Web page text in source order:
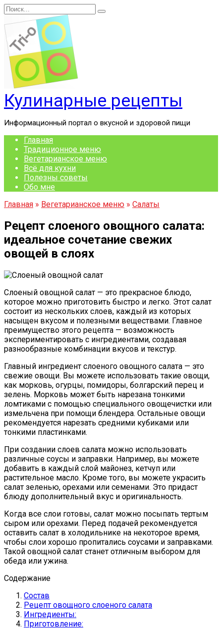
Перейти
к
содержанию
Search
for:
Кулинарные рецепты
Информационный портал о вкусной и здоровой пищи
Главная
Традиционное меню
Вегетарианское меню
Всё для кухни
Полезны советы
Обо мне
Главная » Вегетарианское меню » Салаты
Рецепт слоеного овощного салата:
идеальное сочетание свежих
овощей в слоях
Слоеный овощной салат — это прекрасное блюдо,
которое можно приготовить быстро и легко. Этот салат
состоит из нескольких слоев, каждый из которых
насыщен вкусом и полезными веществами. Главное
преимущество этого рецепта — возможность
экспериментировать с ингредиентами, создавая
разнообразные комбинации вкусов и текстур.
Главный ингредиент слоеного овощного салата — это
свежие овощи. Вы можете использовать такие овощи,
как морковь, огурцы, помидоры, болгарский перец и
зелень. Морковь может быть нарезана тонкими
ломтиками с помощью специального овощечистки или
измельчена при помощи блендера. Остальные овощи
рекомендуется нарезать средними кубиками или
тонкими пластинками.
При создании слоев салата можно использовать
различные соусы и заправки. Например, вы можете
добавить в каждый слой майонез, кетчуп или
растительное масло. Кроме того, вы можете украсить
салат зеленью, орехами или семенами. Это придаст
блюду дополнительный вкус и оригинальность.
Когда все слои готовы, салат можно посыпать тертым
сыром или орехами. Перед подачей рекомендуется
оставить салат в холодильнике на некоторое время,
чтобы слои хорошо пропитались соусами и заправками.
Такой овощной салат станет отличным выбором для
обеда или ужина.
Содержание
Состав
Рецепт овощного слоеного салата
Ингредиенты:
Приготовление: